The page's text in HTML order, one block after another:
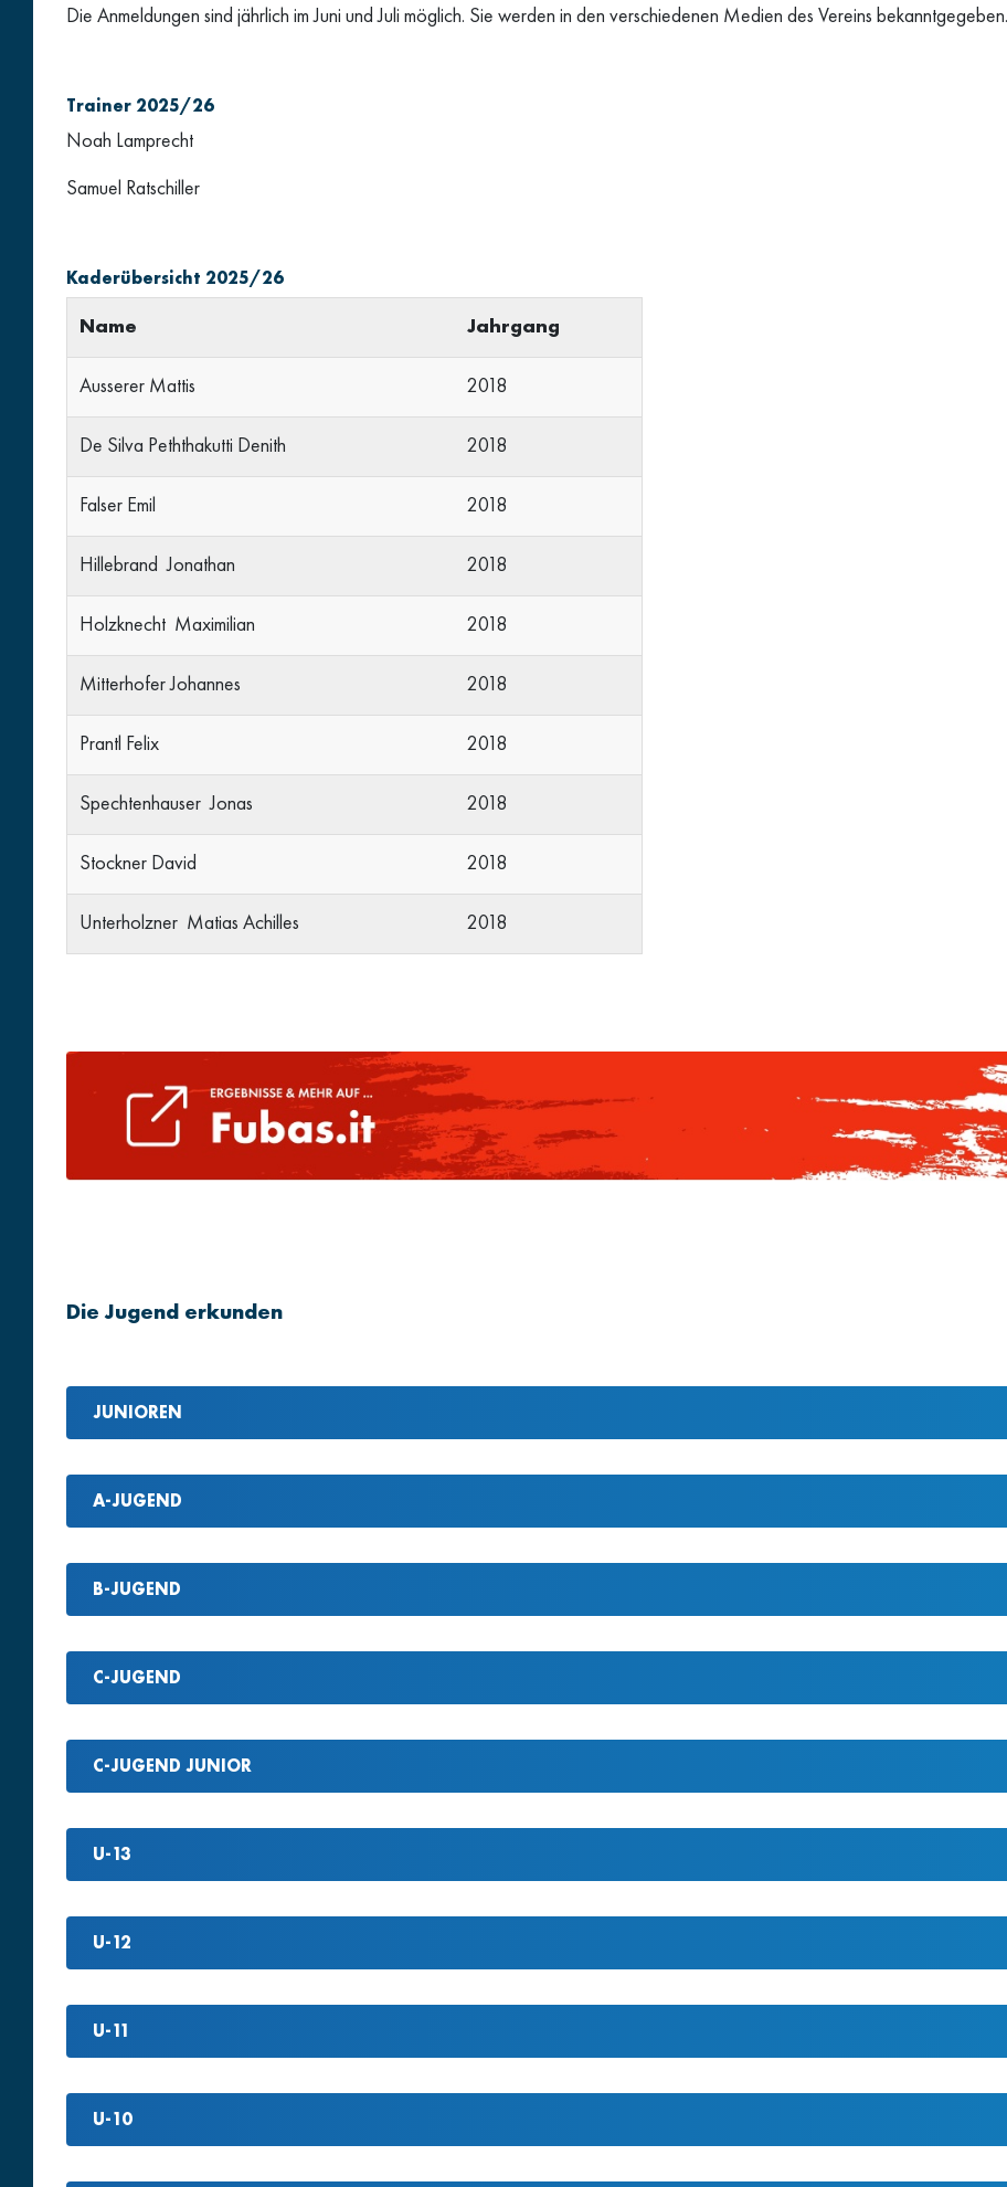
Die Anmeldungen sind jährlich im Juni und Juli möglich. Sie werden in den verschiedenen Medien des Vereins bekanntgegeben.
Trainer 2025/26
Noah Lamprecht
Samuel Ratschiller
Kaderübersicht 2025/26
Name Jahrgang
Ausserer Mattis 2018
De Silva Peththakutti Denith 2018
Falser Emil 2018
Hillebrand Jonathan 2018
Holzknecht Maximilian 2018
Mitterhofer Johannes 2018
Prantl Felix 2018
Spechtenhauser Jonas 2018
Stockner David 2018
Unterholzner Matias Achilles 2018
Die Jugend erkunden
JUNIOREN
A-JUGEND
B-JUGEND
C-JUGEND
C-JUGEND JUNIOR
U-13
U-12
U-11
U-10